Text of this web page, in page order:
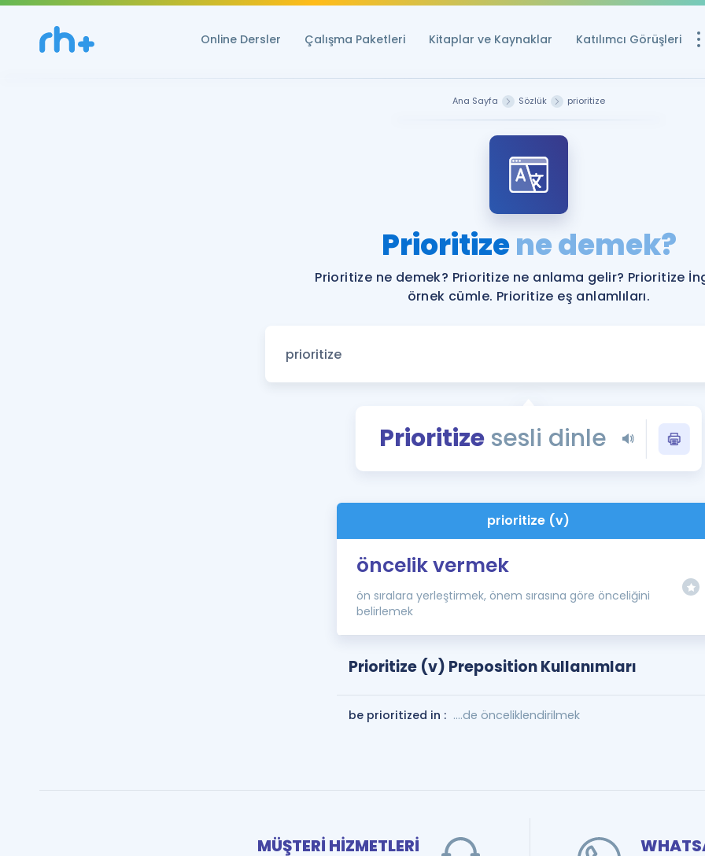
Online Dersler Çalışma Paketleri Kitaplar ve Kaynaklar Katılımcı Görüşleri
YDS ve YÖKDİL
Rehberlik Aracı
YDS ve YÖKDİL'e
Tüm ÖSYM
YDS - YÖKDİL
İngilizce Gramer
Ana Sayfa Sözlük prioritize
Prioritizene demek?
Prioritize ne demek? Prioritize ne anlama gelir? Prioritize
örnek cümle. Prioritize eş anlamlıları.
Prioritizesesli dinle
prioritize (v)
öncelik vermek
ön sıralara yerleştirmek, önem sırasına göre önceliğini
belirlemek
Prioritize (v) Preposition Kullanımları
be prioritized in : ....de önceliklendirilmek
MÜŞTERİ HİZMETLERİ